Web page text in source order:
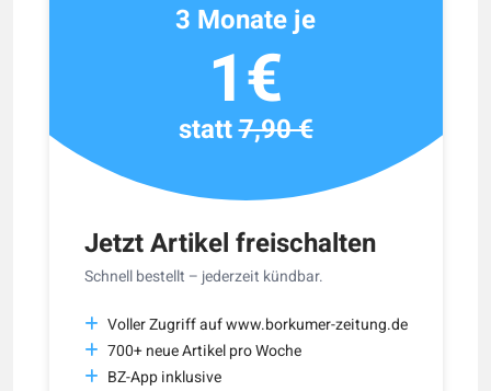
Jetzt Artikel freischalten
Schnell bestellt – jederzeit kündbar.
Voller Zugriff auf www.borkumer-zeitung.de
700+ neue Artikel pro Woche
BZ-App inklusive
3 Monate je
1€
statt7,90 €